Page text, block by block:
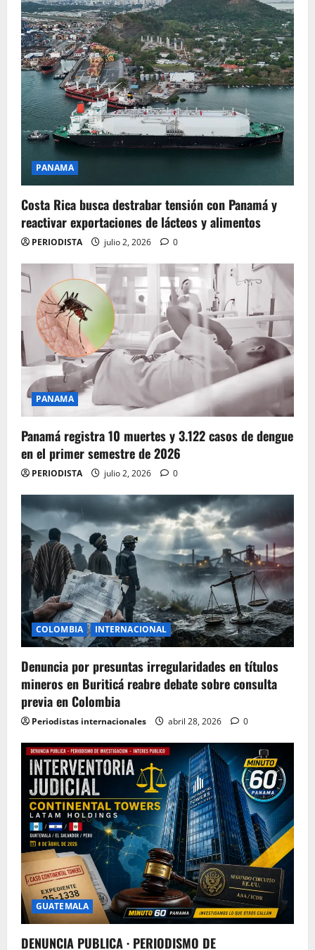
PANAMA
Costa Rica busca destrabar tensión con Panamá y
reactivar exportaciones de lácteos y alimentos
PERIODISTA julio 2, 2026 0
PANAMA
Panamá registra 10 muertes y 3.122 casos de dengue
en el primer semestre de 2026
PERIODISTA julio 2, 2026 0
COLOMBIA INTERNACIONAL
Denuncia por presuntas irregularidades en títulos
mineros en Buriticá reabre debate sobre consulta
previa en Colombia
Periodistas internacionales abril 28, 2026 0
GUATEMALA
DENUNCIA PUBLICA · PERIODISMO DE